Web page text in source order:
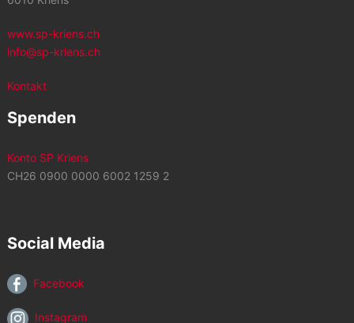
www.sp-kriens.ch
info@sp-kriens.ch
Kontakt
Spenden
Konto SP Kriens
CH26 0900 0000 6002 1259 2
Social Media
Facebook
Instagram